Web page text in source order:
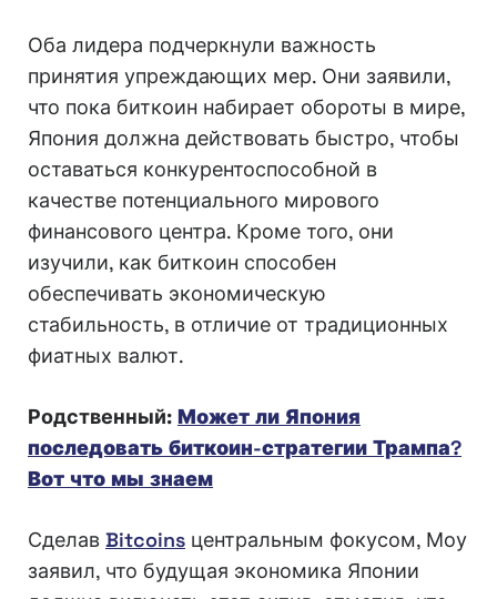
Оба лидера подчеркнули важность
принятия упреждающих мер. Они заявили,
что пока биткоин набирает обороты в мире,
Япония должна действовать быстро, чтобы
оставаться конкурентоспособной в
качестве потенциального мирового
финансового центра. Кроме того, они
изучили, как биткоин способен
обеспечивать экономическую
стабильность, в отличие от традиционных
фиатных валют.
Родственный: Может ли Япония
последовать биткоин-стратегии Трампа?
Вот что мы знаем
Сделав Bitcoins центральным фокусом, Моу
заявил, что будущая экономика Японии